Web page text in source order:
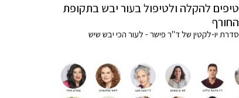
טיפים להקלה ולטיפול בעור יבש בתקופת
החורף
סדרת יו-לקטין של ד"ר פישר - לעור הכי יבש שיש